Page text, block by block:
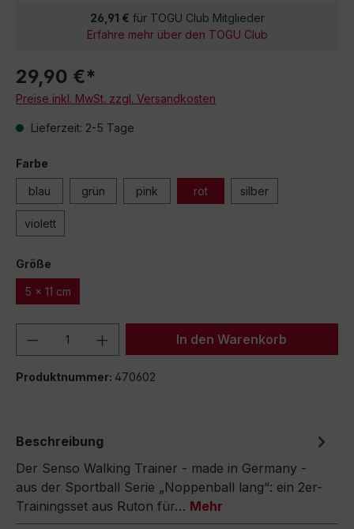
26,91 € für TOGU Club Mitglieder
Erfahre mehr über den TOGU Club
29,90 €*
Preise inkl. MwSt. zzgl. Versandkosten
Lieferzeit: 2-5 Tage
Farbe
blau grün pink rot silber
violett
Größe
5 x 11 cm
Produkt Anzahl: Gib denIn den Warenkorb
Produktnummer: 470602
Beschreibung
Der Senso Walking Trainer - made in Germany -
aus der Sportball Serie „Noppenball lang“: ein 2er-
Trainingsset aus Ruton für… Mehr